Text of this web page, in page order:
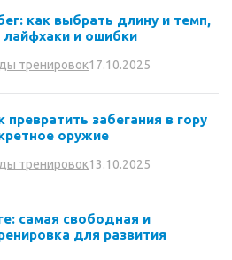
как выбрать длину и темп,
лайфхаки и ошибки
тренировок17.10.2025
превратить забегания в гору
оружие
тренировок13.10.2025
самая свободная и
для развития